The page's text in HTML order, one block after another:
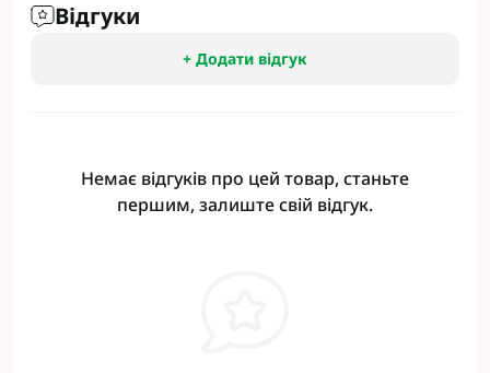
Відгуки
+ Додати відгук
Немає відгуків про цей товар, станьте
першим, залиште свій відгук.